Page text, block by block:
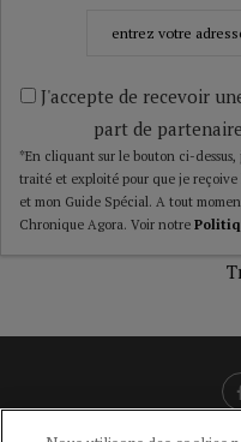
J'accepte de recevoir
part de
*En cliquant sur le bouton ci-dessus,
traité et exploité pour que je
et mon Guide Spécial. A tout
Chronique Agora. Voir notre